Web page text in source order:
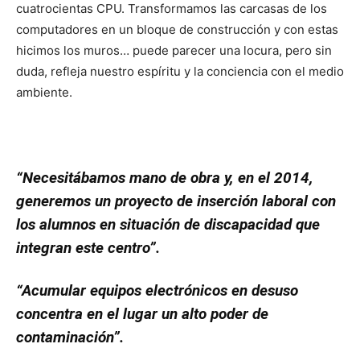
cuatrocientas CPU. Transformamos las carcasas de los
computadores en un bloque de construcción y con estas
hicimos los muros… puede parecer una locura, pero sin
duda, refleja nuestro espíritu y la conciencia con el medio
ambiente.
“Necesitábamos mano de obra y, en el 2014,
generemos un proyecto de inserción laboral con
los alumnos en situación de discapacidad que
integran este centro”.
“Acumular equipos electrónicos en desuso
concentra en el lugar un alto poder de
contaminación”.